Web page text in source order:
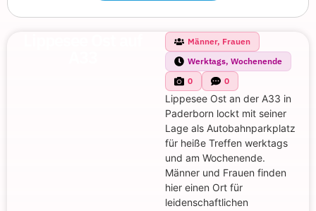
Männer, Frauen
Werktags, Wochenende
0
0
Lippesee Ost an der A33 in
Paderborn lockt mit seiner
Lage als Autobahnparkplatz
für heiße Treffen werktags
und am Wochenende.
Männer und Frauen finden
hier einen Ort für
leidenschaftlichen